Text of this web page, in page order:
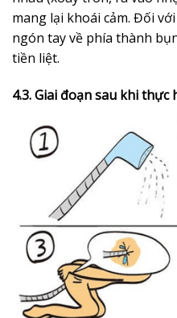
mang lại khoái cảm. Đối
ngón tay về phía thành
tiền liệt.
4.3. Giai đoạn sau khi thực